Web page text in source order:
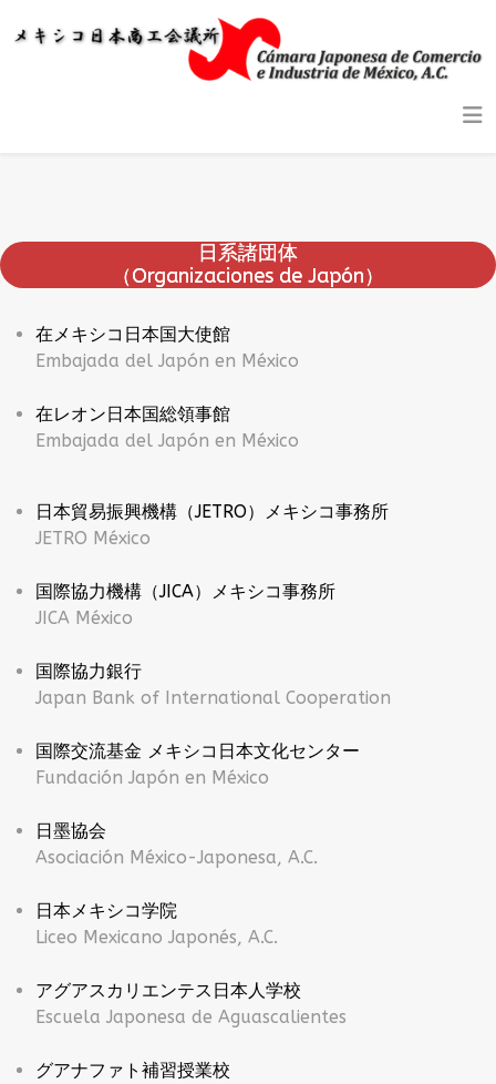
日系諸団体
（Organizaciones de Japón）
在メキシコ日本国大使館
Embajada del Japón en México
在レオン日本国総領事館
Embajada del Japón en México
日本貿易振興機構（JETRO）メキシコ事務所
JETRO México
国際協力機構（JICA）メキシコ事務所
JICA México
国際協力銀行
Japan Bank of International Cooperation
国際交流基金 メキシコ日本文化センター
Fundación Japón en México
日墨協会
Asociación México-Japonesa, A.C.
日本メキシコ学院
Liceo Mexicano Japonés, A.C.
アグアスカリエンテス日本人学校
Escuela Japonesa de Aguascalientes
グアナファト補習授業校